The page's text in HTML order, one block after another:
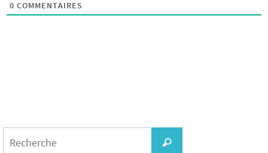
0 COMMENTAIRES
Recherche